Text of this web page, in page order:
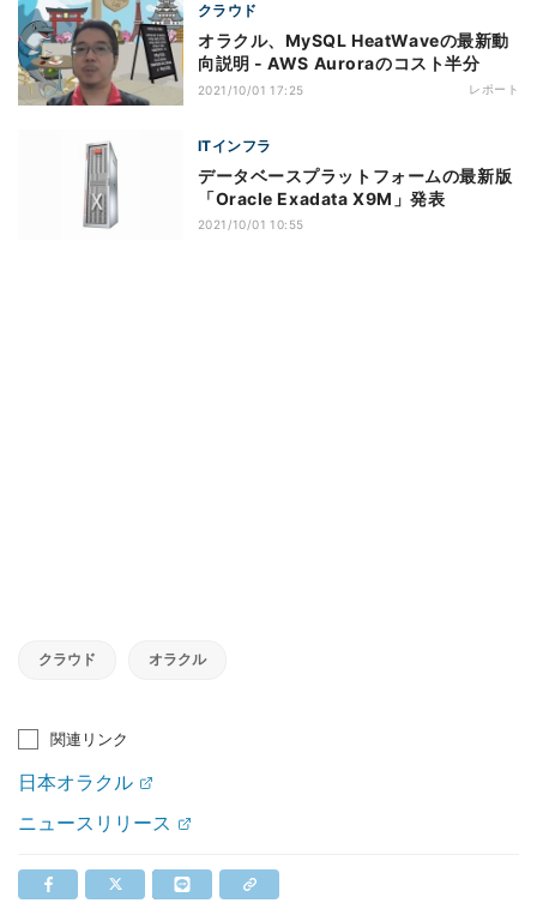
クラウド
オラクル、MySQL HeatWaveの最新動
向説明 - AWS Auroraのコスト半分
2021/10/01 17:25 レポート
ITインフラ
データベースプラットフォームの最新版
「Oracle Exadata X9M」発表
2021/10/01 10:55
クラウド オラクル
関連リンク
日本オラクル
ニュースリリース